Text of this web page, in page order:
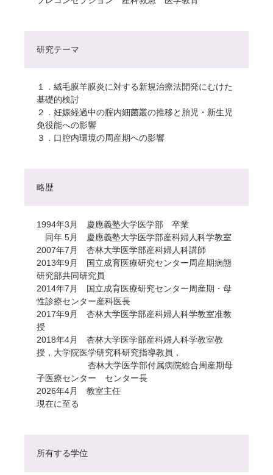
研究テーマ
１．絨毛膜羊膜炎に対する新規治療法開発にむけた
基礎的検討
２．妊娠経過中の腟内細菌叢の推移と胎児・新生児
免役能への影響
３．口腔内環境の周産期への影響
略歴
1994年3月 慶應義塾大学医学部 卒業
同年 5月 慶應義塾大学医学部産科婦人科学教室
2007年7月 杏林大学医学部産科婦人科講師
2013年9月 国立成育医療研究センター周産期病態
研究部共同研究員
2014年7月 国立成育医療研究センター周産期・母
性診療センター産科医長
2017年9月 杏林大学医学部産科婦人科学教室准教
授
2018年4月 杏林大学医学部産科婦人科学教室教
授，大学院医学研究科研究指導教員，
杏林大学医学部付属病院総合周産期母
子医療センター センター長
2026年4月 教室主任
現在に至る
所有する学位